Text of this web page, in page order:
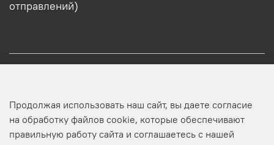
Оптовикам
отправлений)
Продолжая использовать наш сайт, вы даете согласие
на обработку файлов cookie, которые обеспечивают
правильную работу сайта и соглашаетесь с нашей